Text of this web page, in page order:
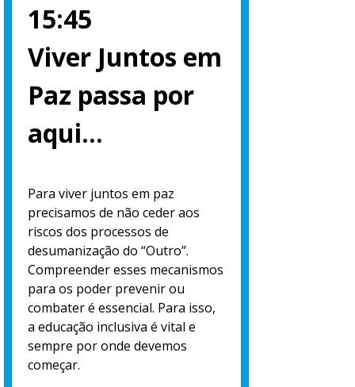
15:45
Viver Juntos em
Paz passa por
aqui…
Para viver juntos em paz
precisamos de não ceder aos
riscos dos processos de
desumanização do “Outro”.
Compreender esses mecanismos
para os poder prevenir ou
combater é essencial. Para isso,
a educação inclusiva é vital e
sempre por onde devemos
começar.